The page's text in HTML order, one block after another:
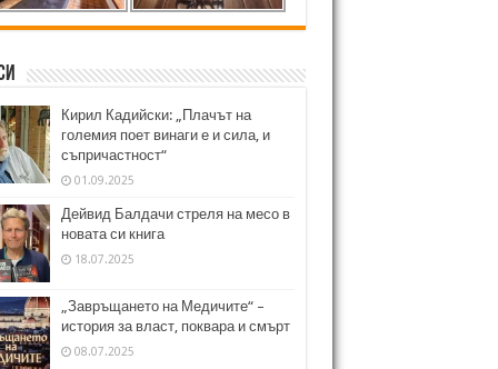
Кирил Кадийски: „Плачът на
големия поет винаги е и сила, и
съпричастност“
01.09.2025
Дейвид Балдачи стреля на месо в
новата си книга
18.07.2025
„Завръщането на Медичите“ –
история за власт, поквара и смърт
08.07.2025